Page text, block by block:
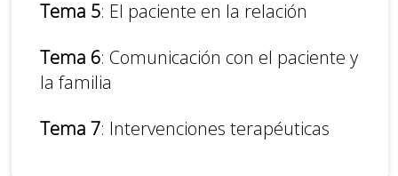
Tema 5: El paciente en la relación
Tema 6: Comunicación con el paciente y
la familia
Tema 7: Intervenciones terapéuticas